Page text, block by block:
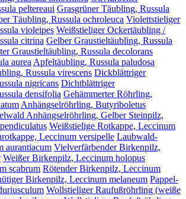
peltereaui Grasgrüner Täubling, Russula
Täubling, Russula ochroleuca Violettstieliger
violeipes Weißstieliger Ockertäubling /
citrina Gelber Graustieltäubling, Russula
Graustieltäubling, Russula decolorans
aureaApfeltäubling, Russula paludosa
Russula virescens Dickblättriger
nigricans Dichtblättriger
densifolia Gehämmerter Röhrling,
Anhängselröhrling, Butyriboletus
Anhängselröhrling, Gelber Steinpilz,
Weißstielige Rotkappe, Leccinum
Leccinum versipelle Laubwald-
aurantiacum Vielverfärbender Birkenpilz,
Weißer Birkenpilz, Leccinum holopus
scabrum Rötender Birkenpilz, Leccinum
Birkenpilz, Leccinum melaneum Pappel-
Wollstieliger Raufußröhrling (weiße